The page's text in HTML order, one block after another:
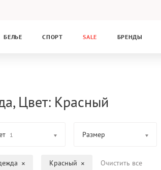
БЕЛЬЕ СПОРТ SALE БРЕНДЫ
Цвет: Красный
1 Размер
Красный Очистить все